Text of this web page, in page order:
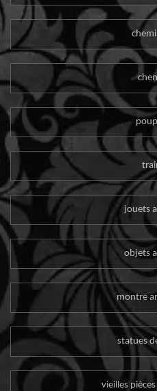
jouets
objets
montre
statues
vieilles